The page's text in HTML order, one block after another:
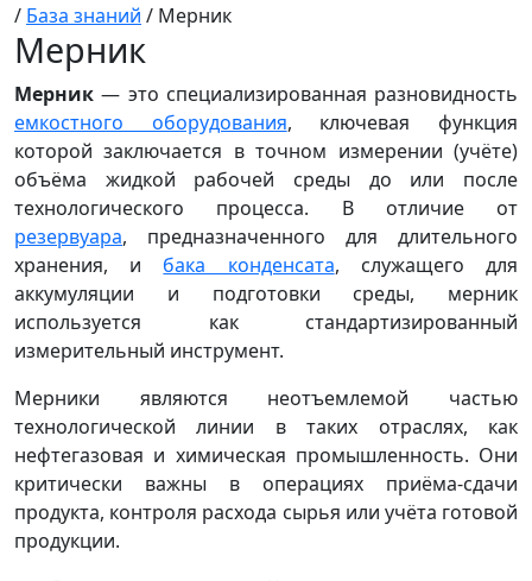
/ База знаний / Мерник
Мерник
Мерник — это специализированная разновидность
емкостного оборудования, ключевая функция
которой заключается в точном измерении (учёте)
объёма жидкой рабочей среды до или после
технологического процесса. В отличие от
резервуара, предназначенного для длительного
хранения, и бака конденсата, служащего для
аккумуляции и подготовки среды, мерник
используется как стандартизированный
измерительный инструмент.
Мерники являются неотъемлемой частью
технологической линии в таких отраслях, как
нефтегазовая и химическая промышленность. Они
критически важны в операциях приёма-сдачи
продукта, контроля расхода сырья или учёта готовой
продукции.